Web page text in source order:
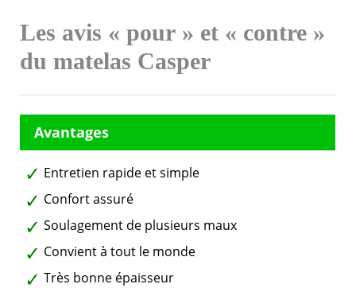
Les avis « pour » et « contre »
du matelas Casper
Entretien rapide et simple
Confort assuré
Soulagement de plusieurs maux
Convient à tout le monde
Très bonne épaisseur